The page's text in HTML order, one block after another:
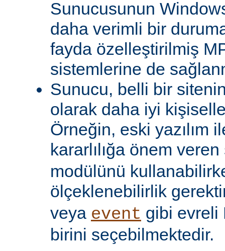
Sunucusunun
daha verimli bir
fayda özelleştirilmiş
sistemlerine de
Sunucu, belli bir
olarak daha iyi
Örneğin, eski yazılım
kararlılığa önem
modülünü
ölçeklenebilirlik
veya event gibi evreli
birini seçebilmektedir.